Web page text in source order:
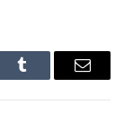
Tumblr Email